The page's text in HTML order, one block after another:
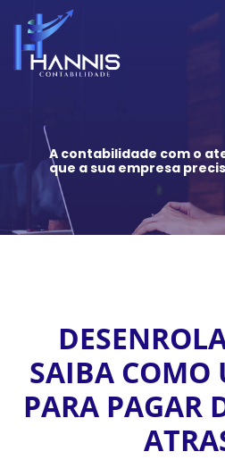
A contabilidade com o
que a sua empresa
SAIBA COMO
PARA PAGAR